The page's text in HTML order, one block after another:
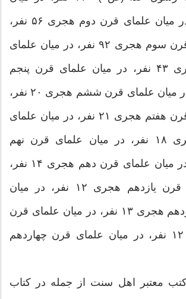
تابعین ۸۴ نفر، در میان علمای قرن دوم هجری ۵۶ نفر،
در میان علمای قرن سوم هجری ۹۲ نفر، در میان علمای
قرن چهارم هجری ۴۳ نفر، در میان علمای قرن پنجم
هجری ۲۴ نفر، در میان علمای قرن ششم هجری ۲۰ نفر،
در میان علمای قرن هفتم هجری ۲۱ نفر، در میان علمای
قرن هشتم هجری ۱۸ نفر، در میان علمای قرن نهم
هجری ۱۶ نفر، در میان علمای قرن دهم هجری ۱۴ نفر،
در میان علمای قرن یازدهم هجری ۱۲ نفر، در میان
علمای قرن دوازدهم هجری ۱۳ نفر، در میان علمای قرن
سیزدهم هجری ۱۲ نفر، در میان علمای قرن چهاردهم
معتبر اهل سنت از جمله در کتاب